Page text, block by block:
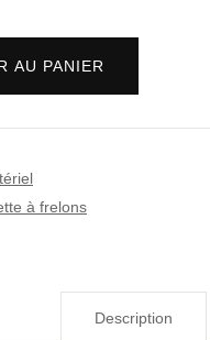
AU PANIER
à frelons
Description